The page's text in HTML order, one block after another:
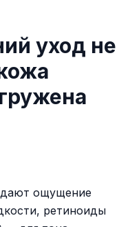
уход не
ощущение
ретиноиды